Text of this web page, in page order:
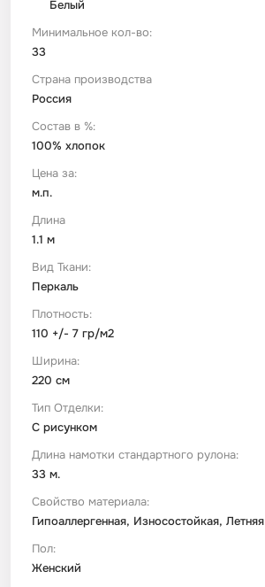
Белый
Минимальное кол-во:
33
Страна производства
Россия
Состав в %:
100% хлопок
Цена за:
м.п.
Длина
1.1 м
Вид Ткани:
Перкаль
Плотность:
110 +/- 7 гр/м2
Ширина:
220 см
Тип Отделки:
С рисунком
Длина намотки стандартного рулона:
33 м.
Свойство материала:
Гипоаллергенная, Износостойкая, Летняя
Пол:
Женский
Футер
Шелк Армани
Штапель
Имитации материалов